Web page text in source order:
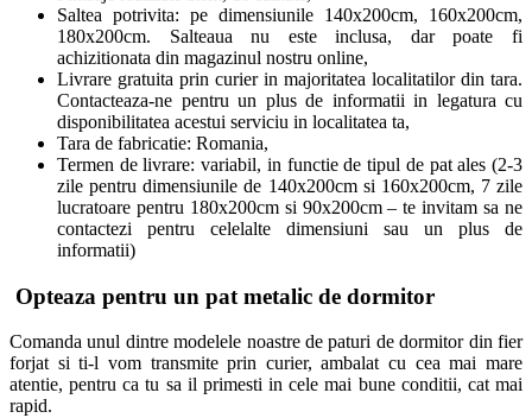
Saltea potrivita: pe dimensiunile 140x200cm, 160x200cm,
180x200cm. Salteaua nu este inclusa, dar poate fi
achizitionata din magazinul nostru online,
Livrare gratuita prin curier in majoritatea localitatilor din tara.
Contacteaza-ne pentru un plus de informatii in legatura cu
disponibilitatea acestui serviciu in localitatea ta,
Tara de fabricatie: Romania,
Termen de livrare: variabil, in functie de tipul de pat ales (2-3
zile pentru dimensiunile de 140x200cm si 160x200cm, 7 zile
lucratoare pentru 180x200cm si 90x200cm – te invitam sa ne
contactezi pentru celelalte dimensiuni sau un plus de
informatii)
Opteaza pentru un pat metalic de dormitor
Comanda unul dintre modelele noastre de paturi de dormitor din fier
forjat si ti-l vom transmite prin curier, ambalat cu cea mai mare
atentie, pentru ca tu sa il primesti in cele mai bune conditii, cat mai
rapid.